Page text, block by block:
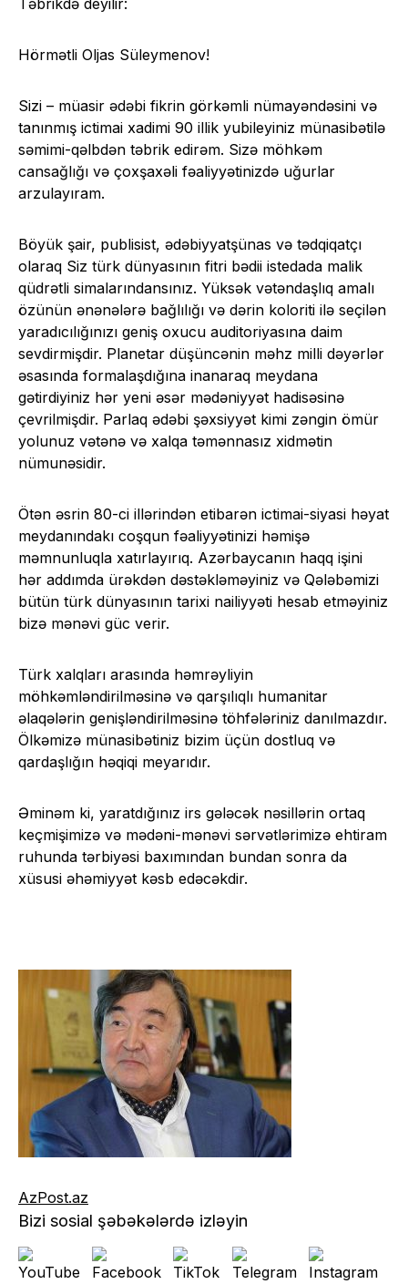
Təbrikdə deyilir:
Hörmətli Oljas Süleymenov!
Sizi – müasir ədəbi fikrin görkəmli nümayəndəsini və
tanınmış ictimai xadimi 90 illik yubileyiniz münasibətilə
səmimi-qəlbdən təbrik edirəm. Sizə möhkəm
cansağlığı və çoxşaxəli fəaliyyətinizdə uğurlar
arzulayıram.
Böyük şair, publisist, ədəbiyyatşünas və tədqiqatçı
olaraq Siz türk dünyasının fitri bədii istedada malik
qüdrətli simalarındansınız. Yüksək vətəndaşlıq amalı
özünün ənənələrə bağlılığı və dərin koloriti ilə seçilən
yaradıcılığınızı geniş oxucu auditoriyasına daim
sevdirmişdir. Planetar düşüncənin məhz milli dəyərlər
əsasında formalaşdığına inanaraq meydana
gətirdiyiniz hər yeni əsər mədəniyyət hadisəsinə
çevrilmişdir. Parlaq ədəbi şəxsiyyət kimi zəngin ömür
yolunuz vətənə və xalqa təmənnasız xidmətin
nümunəsidir.
Ötən əsrin 80-ci illərindən etibarən ictimai-siyasi həyat
meydanındakı coşqun fəaliyyətinizi həmişə
məmnunluqla xatırlayırıq. Azərbaycanın haqq işini
hər addımda ürəkdən dəstəkləməyiniz və Qələbəmizi
bütün türk dünyasının tarixi nailiyyəti hesab etməyiniz
bizə mənəvi güc verir.
Türk xalqları arasında həmrəyliyin
möhkəmləndirilməsinə və qarşılıqlı humanitar
əlaqələrin genişləndirilməsinə töhfələriniz danılmazdır.
Ölkəmizə münasibətiniz bizim üçün dostluq və
qardaşlığın həqiqi meyarıdır.
Əminəm ki, yaratdığınız irs gələcək nəsillərin ortaq
keçmişimizə və mədəni-mənəvi sərvətlərimizə ehtiram
ruhunda tərbiyəsi baxımından bundan sonra da
xüsusi əhəmiyyət kəsb edəcəkdir.
AzPost.az
Bizi sosial şəbəkələrdə izləyin